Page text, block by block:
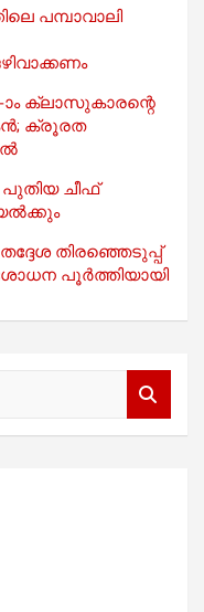
പമ്പാവാലി
ാം ക്ലാസുകാരന്റെ
ക്രൂരത
ചീഫ്
തദ്ദേശ തിരഞ്ഞെടുപ്പ്
പൂർത്തിയായി